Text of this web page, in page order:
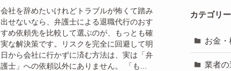
会社を辞めたいけれどトラブルが怖くて踏み
出せないなら、弁護士による退職代行のおす
すめ依頼先を比較して選ぶのが、もっとも確
実な解決策です。リスクを完全に回避して明
日から会社に行かずに済む方法は、実は「弁
護士」への依頼以外にありません。 「も...
カテゴリー
お金
業者の